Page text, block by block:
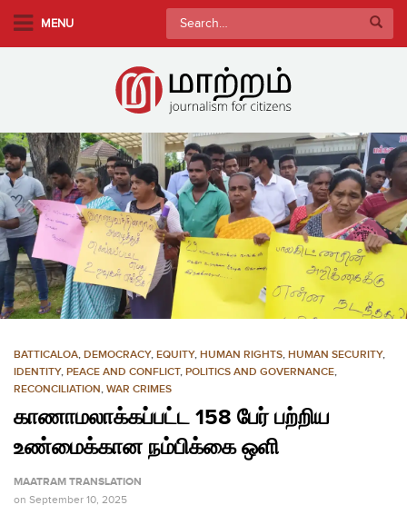
m
a
i
n
c
o
n
t
MENU
Search
for:
BATTICALOA, DEMOCRACY, EQUITY, HUMAN RIGHTS, HUMAN SECURITY,
IDENTITY, PEACE AND CONFLICT, POLITICS AND GOVERNANCE,
RECONCILIATION, WAR CRIMES
காணாமலாக்கப்பட்ட 158 பேர் பற்றிய
உண்மைக்கான நம்பிக்கை ஒளி
MAATRAM TRANSLATION
on September 10, 2025